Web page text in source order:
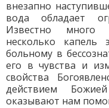
внезапно
вода обладает
Известно много
несколько
больному в
его в чувства и
свойства
действием
оказывают нам